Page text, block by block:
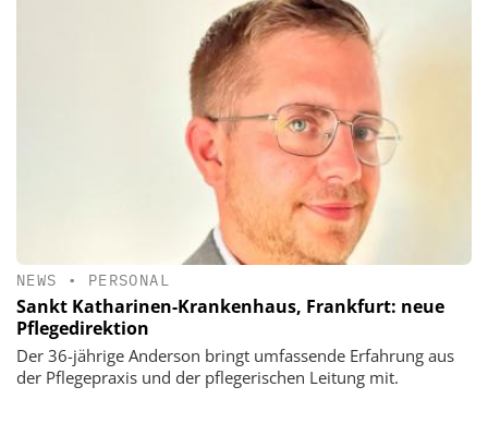
NEWS • PERSONAL
Sankt Katharinen-Krankenhaus, Frankfurt: neue
Pflegedirektion
Der 36-jährige Anderson bringt umfassende Erfahrung aus
der Pflegepraxis und der pflegerischen Leitung mit.